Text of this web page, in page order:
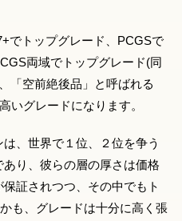
でトップグレード、PCGSで
両域でトップグレード(同
「空前絶後品」と呼ばれる
いグレードになります。
、世界で１位、２位を争う
り、彼らの層の厚さは価格
証されつつ、その中でもト
も、グレードは十分に高く張